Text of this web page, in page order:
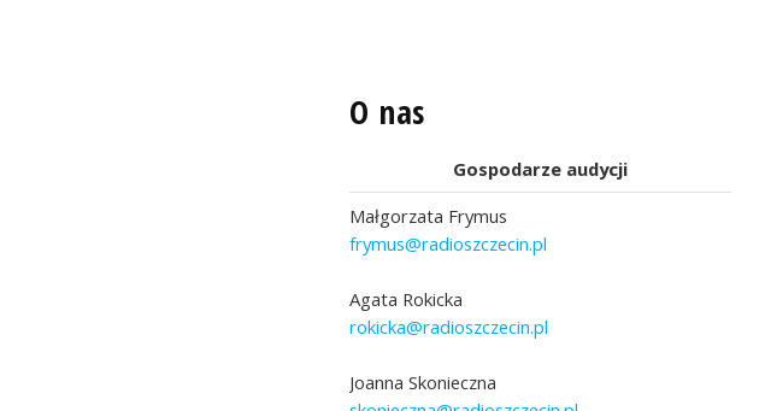
O nas
Gospodarze audycji
Małgorzata Frymus
frymus@radioszczecin.pl
Agata Rokicka
rokicka@radioszczecin.pl
Joanna Skonieczna